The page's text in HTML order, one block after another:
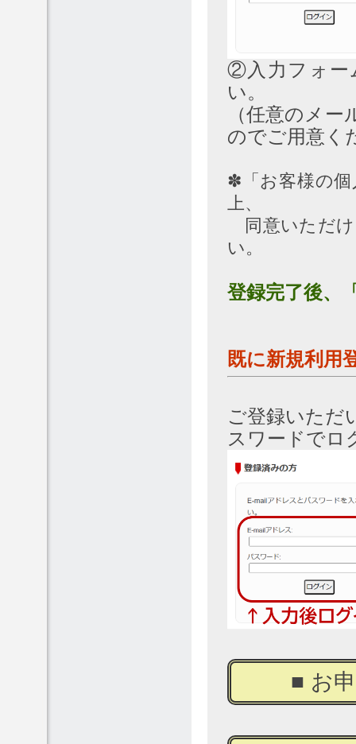
②入力フォー
い。
（任意のメ
のでご用意く
✽「お客様の個
上、
同意いただけ
い。
登録完了後、
既に新規利用
ご登録いただ
スワードでロ
■ お